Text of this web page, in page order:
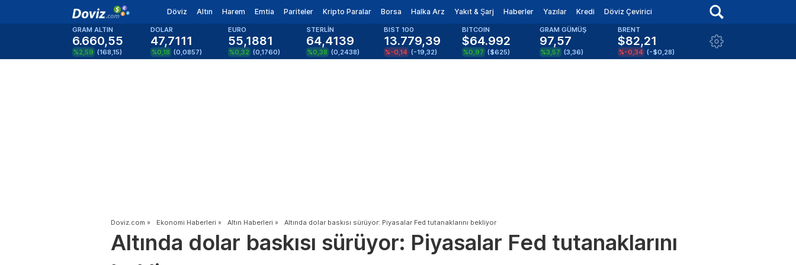
Döviz Altın Harem Emtia Pariteler Kripto Paralar Borsa Halka Arz Yakıt & Şarj Haberler Yazılar Kredi Döviz Çevirici
GRAM ALTIN
6.660,55
%2,59 (168,15)
DOLAR
47,7111
%0,18 (0,0857)
EURO
55,1881
%0,32 (0,1760)
STERLİN
64,4139
%0,38 (0,2438)
BIST 100
13.779,39
%-0,14 (-19,32)
BITCOIN
$64.992
%0,97 ($625)
GRAM GÜMÜŞ
97,57
%3,57 (3,36)
BRENT
$82,21
%-0,34 (-$0,28)
Doviz.com » Ekonomi Haberleri » Altın Haberleri » Altında dolar baskısı sürüyor: Piyasalar Fed tutanaklarını bekliyor
Altında dolar baskısı sürüyor: Piyasalar Fed tutanaklarını